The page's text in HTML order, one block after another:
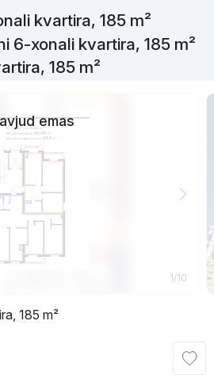
kvartira, 185 m²
6-xonali kvartira, 185 m²
185 m²
emas
1/10
185 m²